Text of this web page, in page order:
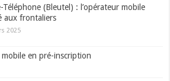
Téléphone (Bleutel) : l’opérateur mobile
aux frontaliers
2025
en pré-inscription